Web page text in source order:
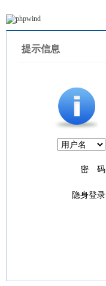
提示信息
密 码
隐身登录